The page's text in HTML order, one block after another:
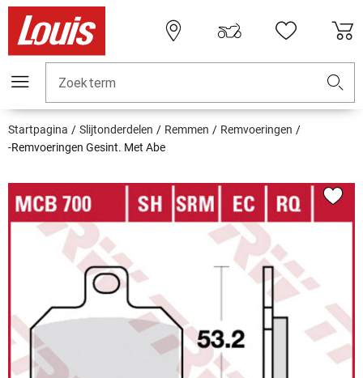
Zoekterm
Startpagina Slijtonderdelen Remmen
Remvoeringen
-Remvoeringen Gesint. Met Abe